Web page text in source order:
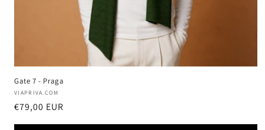
Gate 7 - Praga
Produttore:
VIAPRIVA.COM
Prezzo
€79,00 EUR